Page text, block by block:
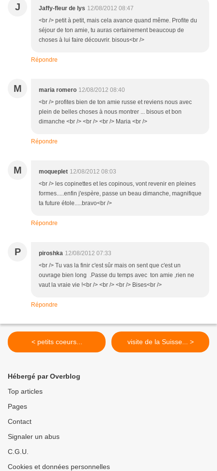
J Jaffy-fleur de lys 12/08/2012 08:47
<br /> petit à petit, mais cela avance quand même. Profite du
séjour de ton amie, tu auras certainement beaucoup de
choses à lui faire découvrir. bisous<br />
Répondre
M maria romero 12/08/2012 08:40
<br /> profites bien de ton amie russe et reviens nous avec
plein de belles choses à nous montrer ... bisous et bon
dimanche <br /> <br /> <br /> Maria <br />
Répondre
M moqueplet 12/08/2012 08:03
<br /> les copinettes et les copinous, vont revenir en pleines
formes.....enfin j'espère, passe un beau dimanche, magnifique
ta future étole.....bravo<br />
Répondre
P piroshka 12/08/2012 07:33
<br /> Tu vas la finir c'est sûr mais on sent que c'est un
ouvrage bien long .Passe du temps avec ton amie ,rien ne
vaut la vraie vie !<br /> <br /> <br /> Bises<br />
Répondre
< petits coeurs... visite de la Suisse... >
Hébergé par Overblog
Top articles
Pages
Contact
Signaler un abus
C.G.U.
Cookies et données personnelles